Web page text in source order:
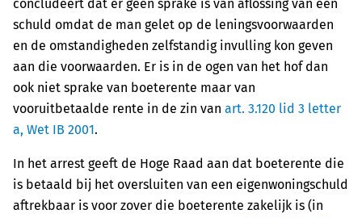
concludeert dat er geen sprake is van aflossing van een
schuld omdat de man gelet op de leningsvoorwaarden
en de omstandigheden zelfstandig invulling kon geven
aan die voorwaarden. Er is in de ogen van het hof dan
ook niet sprake van boeterente maar van
vooruitbetaalde rente in de zin van art. 3.120 lid 3 letter
a, Wet IB 2001.
In het arrest geeft de Hoge Raad aan dat boeterente die
is betaald bij het oversluiten van een eigenwoningschuld
aftrekbaar is voor zover die boeterente zakelijk is (in